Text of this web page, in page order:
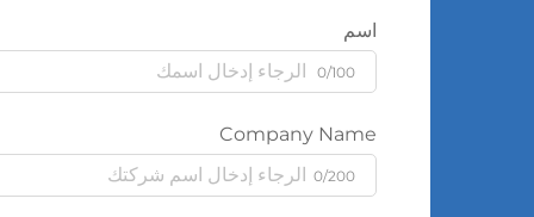
اسم
0/100
Company Name
0/200